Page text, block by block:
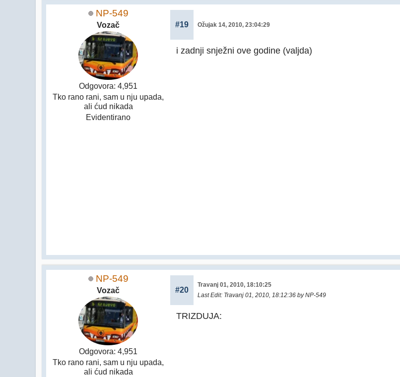
NP-549
Vozač
Odgovora: 4,951
Tko rano rani, sam u nju upada,
ali ćud nikada
Evidentirano
#19 Ožujak 14, 2010, 23:04:29
i zadnji snježni ove godine (valjda)
NP-549
Vozač
Odgovora: 4,951
Tko rano rani, sam u nju upada,
ali ćud nikada
#20
Travanj 01, 2010, 18:10:25
Last Edit: Travanj 01, 2010, 18:12:36 by NP-549
TRIZDUJA: